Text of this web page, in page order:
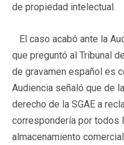
de propiedad intelectual.
El caso acabó ante la
que preguntó al Tribunal
de gravamen español es
Audiencia señaló que de
derecho de la SGAE a
correspondería por
almacenamiento